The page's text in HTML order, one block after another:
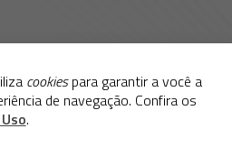
cookiespara garantir a você a
de navegação. Confira os
.